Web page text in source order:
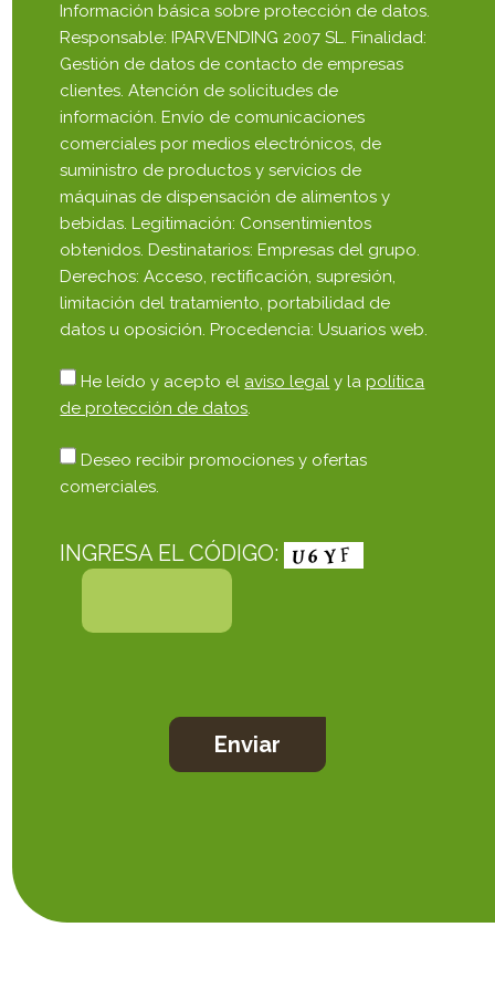
Información básica sobre protección de datos.
Responsable: IPARVENDING 2007 SL. Finalidad:
Gestión de datos de contacto de empresas
clientes. Atención de solicitudes de
información. Envío de comunicaciones
comerciales por medios electrónicos, de
suministro de productos y servicios de
máquinas de dispensación de alimentos y
bebidas. Legitimación: Consentimientos
obtenidos. Destinatarios: Empresas del grupo.
Derechos: Acceso, rectificación, supresión,
limitación del tratamiento, portabilidad de
datos u oposición. Procedencia: Usuarios web.
He leído y acepto el aviso legal y lapolítica
de protección de datos.
Deseo recibir promociones y ofertas
comerciales.
INGRESA EL CÓDIGO: